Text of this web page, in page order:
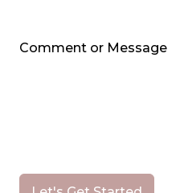
Comment or Message